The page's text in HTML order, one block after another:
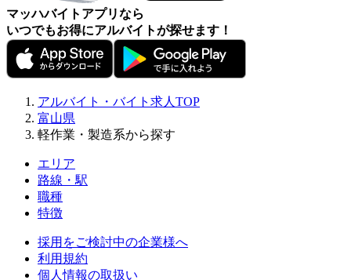
マッハバイトアプリなら
いつでもお得にアルバイトが探せます！
アルバイト・バイト求人TOP
富山県
軽作業・製造系から探す
エリア
路線・駅
職種
特徴
採用をご検討中の企業様へ
利用規約
個人情報の取扱い